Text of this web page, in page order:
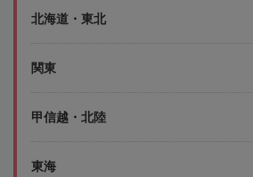
北海道・東北
関東
甲信越・北陸
東海